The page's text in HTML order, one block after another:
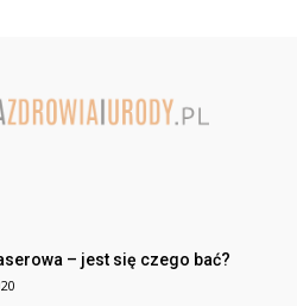
– jest się czego bać?